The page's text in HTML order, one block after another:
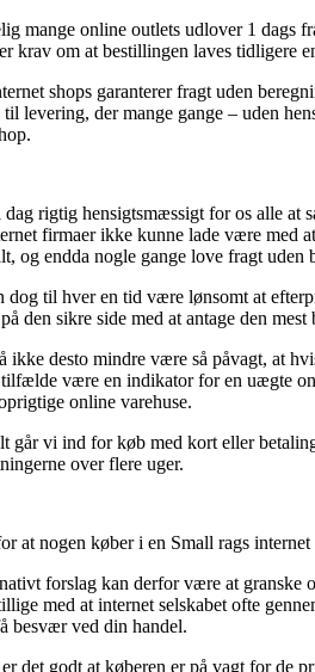
mange online outlets udlover 1 dags
krav om at bestillingen laves tidligere
shops garanterer fragt uden
til levering, der mange gange – uden
dag rigtig hensigtsmæssigt for os alle at
firmaer ikke kunne lade være med
og endda nogle gange love fragt uden
dog til hver en tid være lønsomt at
den sikre side med at antage den mest
ikke desto mindre være så påvagt, at
være en indikator for en uægte
online varehuse.
går vi ind for køb med kort eller
over flere uger.
at nogen køber i en Small rags
forslag kan derfor være at
med at internet selskabet ofte
besvær ved din handel.
det godt at køberen er på vagt for de